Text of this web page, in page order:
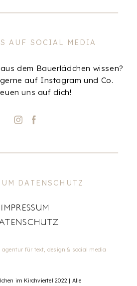
DATENSCHUTZ
AUF SOCIAL MEDIA
dem Bauerlädchen wissen?
auf Instagram und Co.
uns auf dich!
IMPRESSUM
für text, design & social media
im Kirchviertel 2022 | Alle